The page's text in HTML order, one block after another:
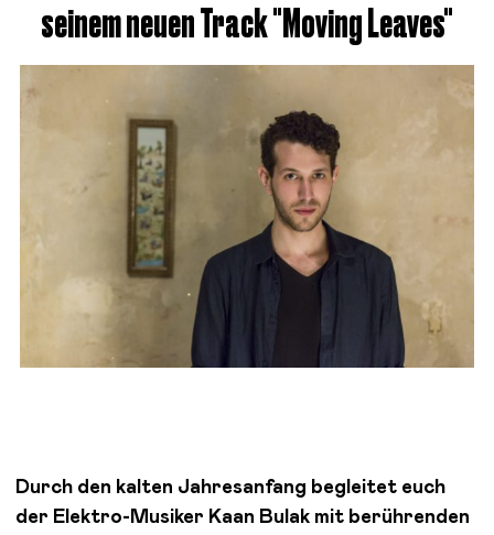
seinem neuen Track "Moving Leaves"
Durch den kalten Jahresanfang begleitet euch
der Elektro-Musiker Kaan Bulak mit berührenden